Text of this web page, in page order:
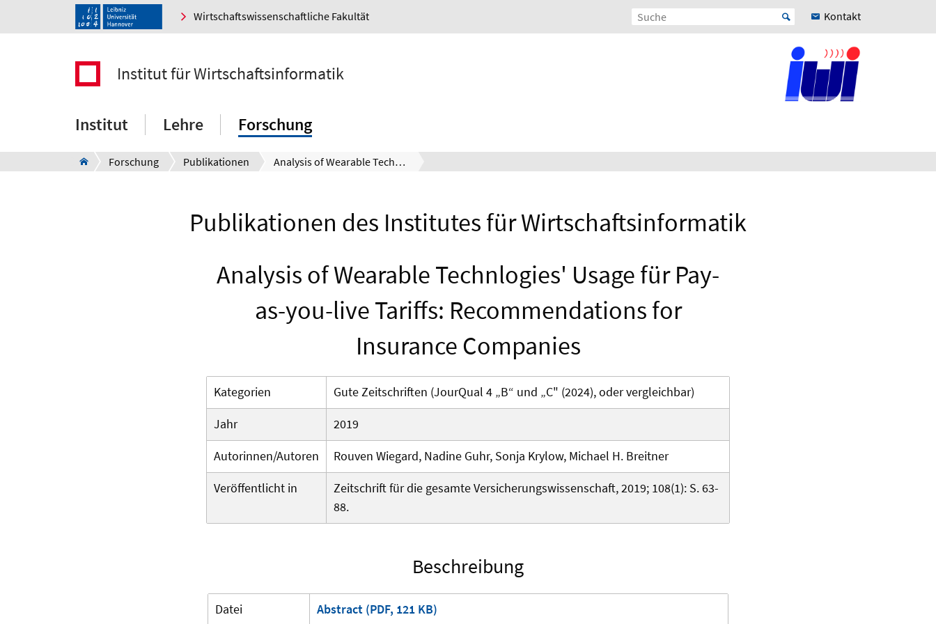
Wirtschaftswissenschaftliche Fakultät Kontakt
Institut für Wirtschaftsinformatik
Institut Lehre Forschung
Forschung Publikationen Analysis of Wearable Technlogies' Usage für Pay-as-you-live Tariffs: Recommendations for Insurance Companies
Publikationen des Institutes für Wirtschaftsinformatik
Analysis of Wearable Technlogies' Usage für Pay-
as-you-live Tariffs: Recommendations for
Insurance Companies
Kategorien
Gute Zeitschriften (JourQual 4 „B“ und „C" (2024), oder vergleichbar)
Jahr
2019
Autorinnen/Autoren
Rouven Wiegard, Nadine Guhr, Sonja Krylow, Michael H. Breitner
Veröffentlicht in
Zeitschrift für die gesamte Versicherungswissenschaft, 2019; 108(1): S. 63-
88.
Beschreibung
Datei Abstract (PDF, 121 KB)